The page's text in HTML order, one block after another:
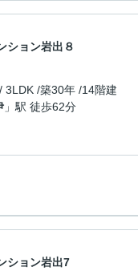
ション岩出８
3LDK /築30年 /14階建
」駅 徒歩62分
ション岩出7